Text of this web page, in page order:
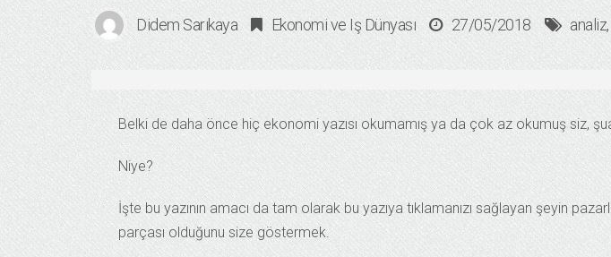
Didem Sarıkaya Ekonomi ve Iş Dünyası 27/05/2018 analiz
Belki de daha önce hiç ekonomi yazısı okumamış ya da çok az okumuş siz,
Niye?
İşte bu yazının amacı da tam olarak bu yazıya tıklamanızı sağlayan şeyin
parçası olduğunu size göstermek.